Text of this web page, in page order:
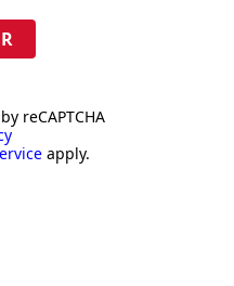
reCAPTCHA
apply.